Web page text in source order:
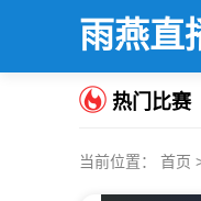
雨燕直
热门比赛
当前位置： 首页